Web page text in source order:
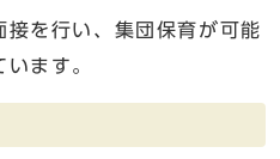
接を行い、集団保育が可能
ます。